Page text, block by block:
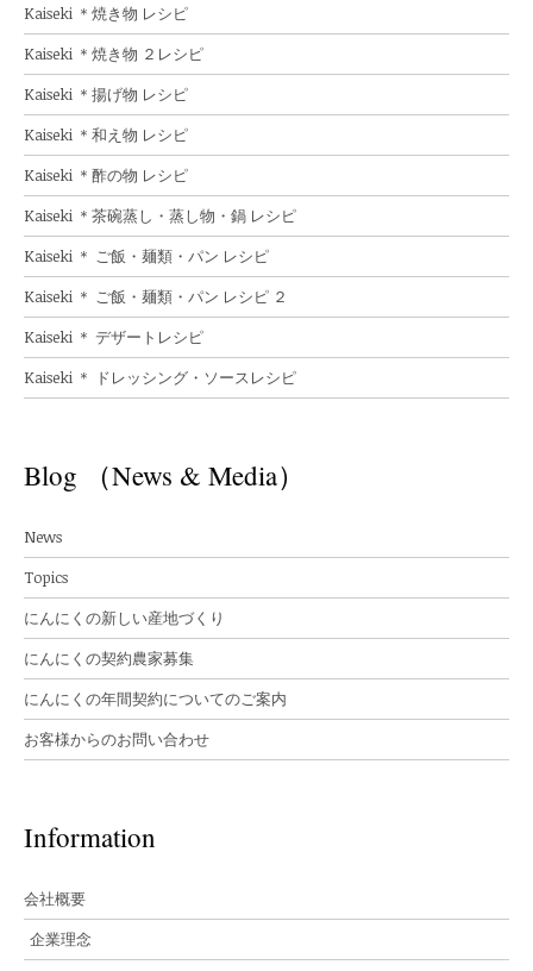
Kaiseki ＊焼き物 レシピ
Kaiseki ＊焼き物 ２レシピ
Kaiseki ＊揚げ物 レシピ
Kaiseki ＊和え物 レシピ
Kaiseki ＊酢の物 レシピ
Kaiseki ＊茶碗蒸し・蒸し物・鍋 レシピ
Kaiseki ＊ ご飯・麺類・パン レシピ
Kaiseki ＊ ご飯・麺類・パン レシピ ２
Kaiseki ＊ デザートレシピ
Kaiseki ＊ ドレッシング・ソースレシピ
Blog （News & Media）
News
Topics
にんにくの新しい産地づくり
にんにくの契約農家募集
にんにくの年間契約についてのご案内
お客様からのお問い合わせ
Information
会社概要
企業理念